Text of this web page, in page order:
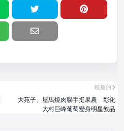
較新的
大苑子、屋馬燒肉聯手挺果農 彰化
大村巨峰葡萄變身明星飲品